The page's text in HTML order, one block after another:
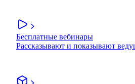
Бесплатные вебинары
Рассказывают и показывают